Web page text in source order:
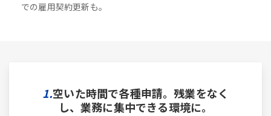
での雇用契約更新も。
1.空いた時間で各種申請。残業をなく
し、業務に集中できる環境に。